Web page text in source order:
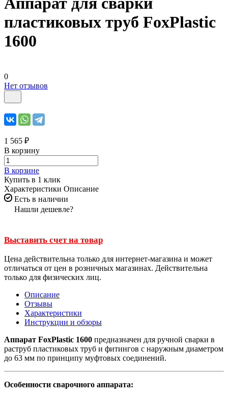
пластиковых труб FoxPlastic
1600
0
Нет отзывов
1 565 ₽
В корзину
В корзине
Купить в 1 клик
Характеристики Описание
Есть в наличии
Нашли дешевле?
Выставить счет на товар
Цена действительна только для интернет-магазина и может
отличаться от цен в розничных магазинах. Действительна
только для физических лиц.
Описание
Отзывы
Характеристики
Инструкции и обзоры
Аппарат FoxPlastic 1600 предназначен для ручной сварки в
раструб пластиковых труб и фитингов с наружным диаметром
до 63 мм по принципу муфтовых соединений.
Особенности сварочного аппарата: